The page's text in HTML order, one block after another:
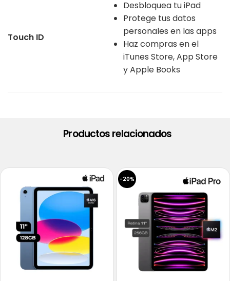
Touch ID
Desbloquea tu iPad
Protege tus datos
personales en las apps
Haz compras en el
iTunes Store, App Store
y Apple Books
Productos relacionados
-20%